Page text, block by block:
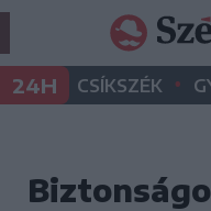
24H CSÍKSZÉK •